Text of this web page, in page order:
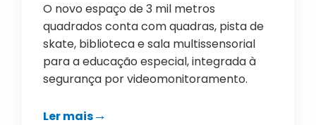
O novo espaço de 3 mil metros
quadrados conta com quadras, pista de
skate, biblioteca e sala multissensorial
para a educação especial, integrada à
segurança por videomonitoramento.
Ler mais